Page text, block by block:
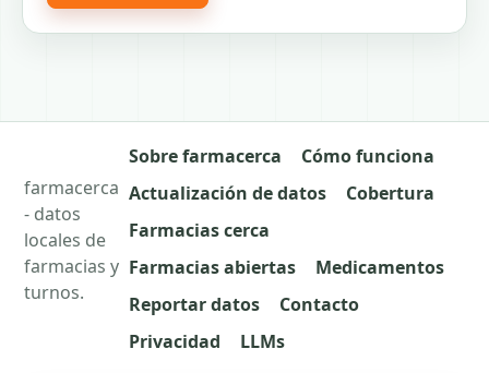
farmacerca
- datos
locales de
farmacias y
turnos.
Sobre farmacerca
Cómo funciona
Actualización de datos
Cobertura
Farmacias cerca
Farmacias abiertas
Medicamentos
Reportar datos
Contacto
Privacidad
LLMs